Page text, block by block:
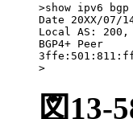
>show ipv6 bgp
Date 20XX/07/
Local AS:
BGP4+ Peer
>
図13-